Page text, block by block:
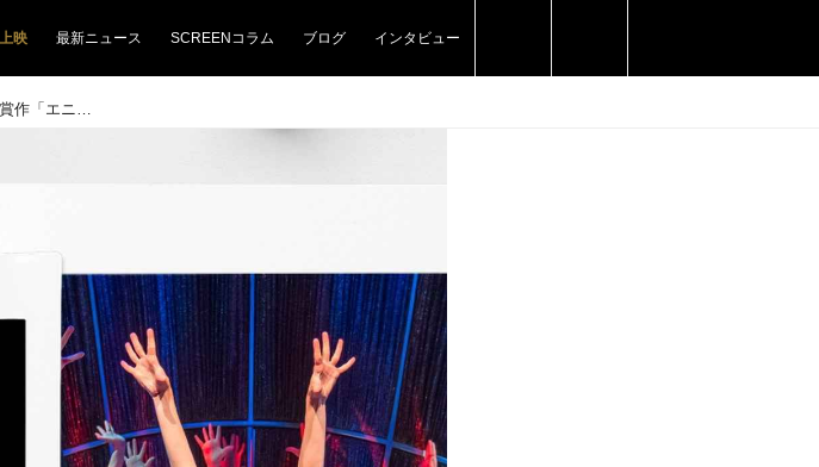
映 最新ニュース SCREENコラム ブログ インタビュー
舞台裏話も！10/31より公開！米トニー賞6部門受賞作「エニシング・ゴーズ」のサットン・フォスターに注目！劇中のリノ役についても熱く語る映像は必見！